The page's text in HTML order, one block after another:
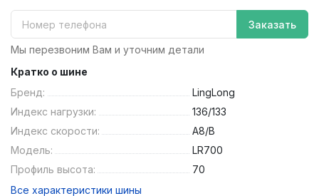
Заказать
Мы перезвоним Вам и уточним детали
Кратко о шине
Бренд:
LingLong
Индекс нагрузки:
136/133
Индекс скорости:
A8/B
Модель:
LR700
Профиль высота:
70
Все характеристики шины